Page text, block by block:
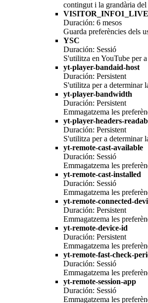
contingut i la grandària
VISITOR_INFO1_LIVE
Duración: 6 mesos
Guarda preferències dels
YSC
Duración: Sessió
S'utilitza en YouTube per
yt-player-bandaid-host
Duración: Persistent
S'utilitza per a determinar
yt-player-bandwidth
Duración: Persistent
Emmagatzema les
yt-player-headers-
Duración: Persistent
S'utilitza per a determinar
yt-remote-cast-available
Duración: Sessió
Emmagatzema les
yt-remote-cast-installed
Duración: Sessió
Emmagatzema les
yt-remote-connected-
Duración: Persistent
Emmagatzema les
yt-remote-device-id
Duración: Persistent
Emmagatzema les
yt-remote-fast-check-
Duración: Sessió
Emmagatzema les
yt-remote-session-app
Duración: Sessió
Emmagatzema les